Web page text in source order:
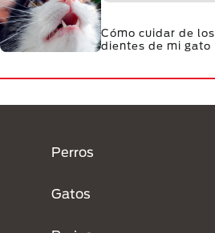
Cómo cuidar de los
dientes de mi gato
Perros
Gatos